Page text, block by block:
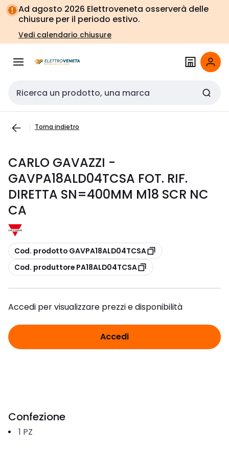
Vai alla
navigazione
Vai
alla
pagina
Ad agosto 2026 Elettroveneta osserverà delle
chiusure per il periodo estivo.
Vedi calendario chiusure
Cerca input
Torna indietro
CARLO GAVAZZI -
GAVPA18ALD04TCSA FOT. RIF.
DIRETTA SN=400MM M18 SCR NC
CA
copia
Cod. prodotto GAVPA18ALD04TCSA
copia
Cod. produttore PA18ALD04TCSA
Accedi per visualizzare prezzi e disponibilità
Accedi
Confezione
1 PZ